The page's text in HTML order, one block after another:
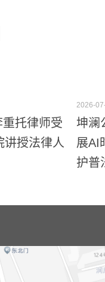
托律师受
讲授法律人
2026-
坤澜
展AI
护普